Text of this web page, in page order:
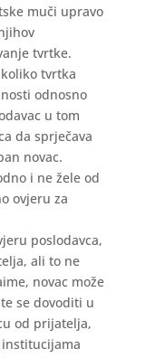
muči upravo
tvrtke.
tvrtka
odnosno
u tom
da sprječava
novac.
i ne žele od
ovjeru za
poslodavca,
ali to ne
novac može
se dovoditi u
od prijatelja,